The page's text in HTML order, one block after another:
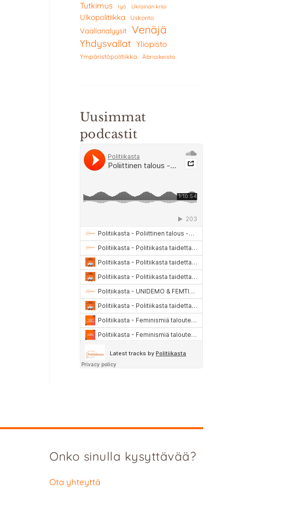
Tutkimus työ Ukrainan kriisi
Ulkopolitiikka Uskonto
Vaalianalyysit Venäjä
Yhdysvallat Yliopisto
Ympäristöpolitiikka Äärioikeisto
Uusimmat
podcastit
Onko sinulla kysyttävää?
Ota yhteyttä